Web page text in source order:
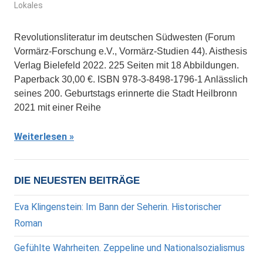
Lokales
Revolutionsliteratur im deutschen Südwesten (Forum
Vormärz-Forschung e.V., Vormärz-Studien 44). Aisthesis
Verlag Bielefeld 2022. 225 Seiten mit 18 Abbildungen.
Paperback 30,00 €. ISBN 978-3-8498-1796-1 Anlässlich
seines 200. Geburtstags erinnerte die Stadt Heilbronn
2021 mit einer Reihe
Weiterlesen
DIE NEUESTEN BEITRÄGE
Eva Klingenstein: Im Bann der Seherin. Historischer
Roman
Gefühlte Wahrheiten. Zeppeline und Nationalsozialismus